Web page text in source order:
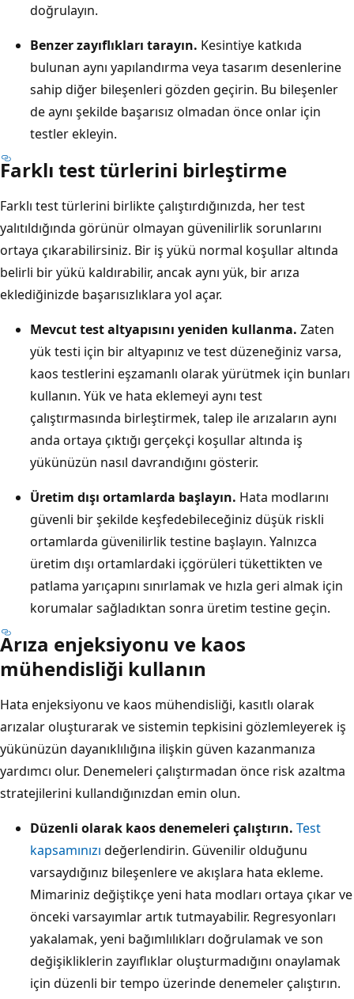
doğrulayın.
Benzer zayıflıkları tarayın. Kesintiye katkıda
bulunan aynı yapılandırma veya tasarım desenlerine
sahip diğer bileşenleri gözden geçirin. Bu bileşenler
de aynı şekilde başarısız olmadan önce onlar için
testler ekleyin.
Farklı test türlerini birleştirme
Farklı test türlerini birlikte çalıştırdığınızda, her test
yalıtıldığında görünür olmayan güvenilirlik sorunlarını
ortaya çıkarabilirsiniz. Bir iş yükü normal koşullar altında
belirli bir yükü kaldırabilir, ancak aynı yük, bir arıza
eklediğinizde başarısızlıklara yol açar.
Mevcut test altyapısını yeniden kullanma. Zaten
yük testi için bir altyapınız ve test düzeneğiniz varsa,
kaos testlerini eşzamanlı olarak yürütmek için bunları
kullanın. Yük ve hata eklemeyi aynı test
çalıştırmasında birleştirmek, talep ile arızaların aynı
anda ortaya çıktığı gerçekçi koşullar altında iş
yükünüzün nasıl davrandığını gösterir.
Üretim dışı ortamlarda başlayın. Hata modlarını
güvenli bir şekilde keşfedebileceğiniz düşük riskli
ortamlarda güvenilirlik testine başlayın. Yalnızca
üretim dışı ortamlardaki içgörüleri tükettikten ve
patlama yarıçapını sınırlamak ve hızla geri almak için
korumalar sağladıktan sonra üretim testine geçin.
Arıza enjeksiyonu ve kaos
mühendisliği kullanın
Hata enjeksiyonu ve kaos mühendisliği, kasıtlı olarak
arızalar oluşturarak ve sistemin tepkisini gözlemleyerek iş
yükünüzün dayanıklılığına ilişkin güven kazanmanıza
yardımcı olur. Denemeleri çalıştırmadan önce risk azaltma
stratejilerini kullandığınızdan emin olun.
Düzenli olarak kaos denemeleri çalıştırın. Test
kapsamınızı değerlendirin. Güvenilir olduğunu
varsaydığınız bileşenlere ve akışlara hata ekleme.
Mimariniz değiştikçe yeni hata modları ortaya çıkar ve
önceki varsayımlar artık tutmayabilir. Regresyonları
yakalamak, yeni bağımlılıkları doğrulamak ve son
değişikliklerin zayıflıklar oluşturmadığını onaylamak
için düzenli bir tempo üzerinde denemeler çalıştırın.